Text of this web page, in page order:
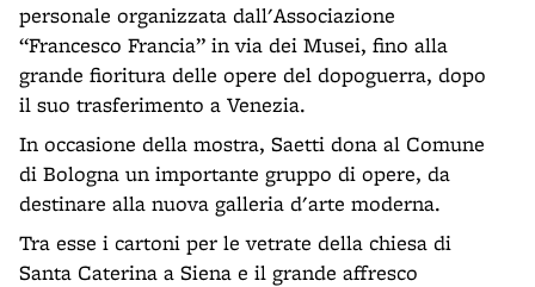
personale organizzata dall'Associazione
“Francesco Francia” in via dei Musei, fino alla
grande fioritura delle opere del dopoguerra, dopo
il suo trasferimento a Venezia.
In occasione della mostra, Saetti dona al Comune
di Bologna un importante gruppo di opere, da
destinare alla nuova galleria d'arte moderna.
Tra esse i cartoni per le vetrate della chiesa di
Santa Caterina a Siena e il grande affresco